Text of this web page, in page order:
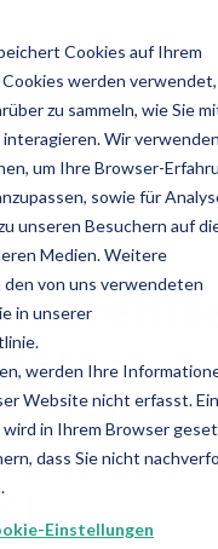
Cookies auf Ihrem
werden verwendet,
zu sammeln, wie Sie
Wir verwenden
um Ihre Browser-
sowie für
unseren Besuchern auf
Medien. Weitere
von uns verwendeten
in unserer
werden Ihre
Website nicht erfasst. Ein
in Ihrem Browser
dass Sie nicht
Einstellungen
wissen